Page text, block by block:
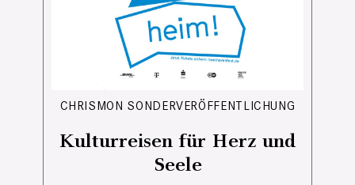
CHRISMON SONDERVERÖFFENTLICHUNG
Kulturreisen für Herz und
Seele